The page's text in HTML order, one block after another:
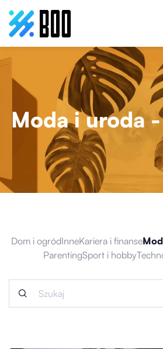
Moda i uroda-
Dom i ogródInneKariera i finanse
ParentingSport i hobby